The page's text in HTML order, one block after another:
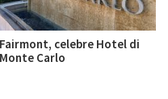
Fairmont, celebre Hotel di
Monte Carlo